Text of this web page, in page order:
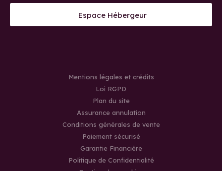
Espace Hébergeur
Mentions légales et crédits
Loi RGPD
Plan du site
Assurance annulation
Conditions générales de vente
Paiement sécurisé
Garantie Financière
Politique de Confidentialité